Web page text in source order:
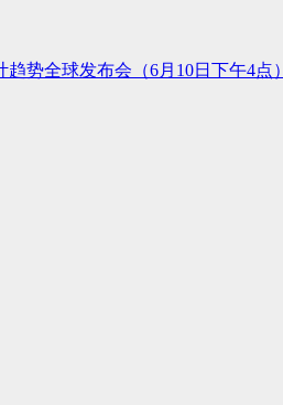
势全球发布会（6月10日下午4点）